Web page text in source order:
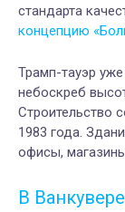
стандарта
концепцию
Трамп-тауэр
небоскреб
Строительство
1983 года.
офисы,
В